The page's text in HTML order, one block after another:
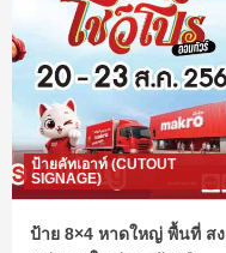
ป้ายคัทเอาท์ (CUTOUT
SIGNAGE)
ป้าย 8×4 หาดใหญ่ พื้นที่ สง